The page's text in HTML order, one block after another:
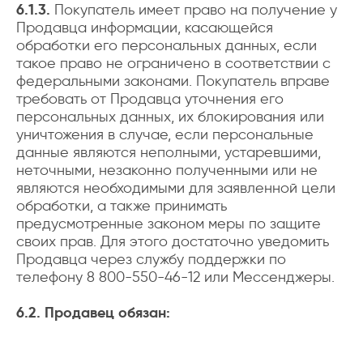
6.1.3. Покупатель имеет право на получение у
Продавца информации, касающейся
обработки его персональных данных, если
такое право не ограничено в соответствии с
федеральными законами. Покупатель вправе
требовать от Продавца уточнения его
персональных данных, их блокирования или
уничтожения в случае, если персональные
данные являются неполными, устаревшими,
неточными, незаконно полученными или не
являются необходимыми для заявленной цели
обработки, а также принимать
предусмотренные законом меры по защите
своих прав. Для этого достаточно уведомить
Продавца через службу поддержки по
телефону 8 800-550-46-12 или Мессенджеры.
6.2. Продавец обязан: